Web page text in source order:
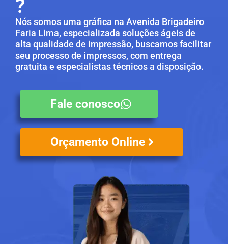
?
Nós somos uma gráfica na Avenida Brigadeiro
Faria Lima, especializada soluções ágeis de
alta qualidade de impressão, buscamos facilitar
seu processo de impressos, com entrega
gratuita e especialistas técnicos a disposição.
Fale conosco
Orçamento Online